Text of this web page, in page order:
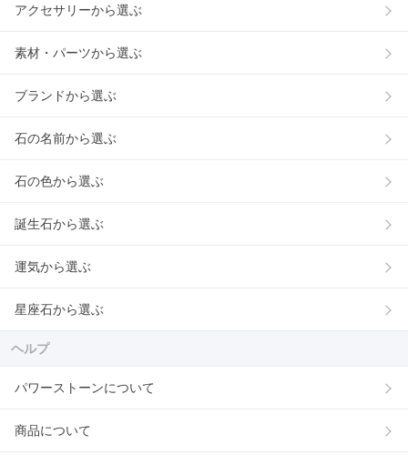
アクセサリーから選ぶ
素材・パーツから選ぶ
ブランドから選ぶ
石の名前から選ぶ
石の色から選ぶ
誕生石から選ぶ
運気から選ぶ
星座石から選ぶ
ヘルプ
パワーストーンについて
商品について